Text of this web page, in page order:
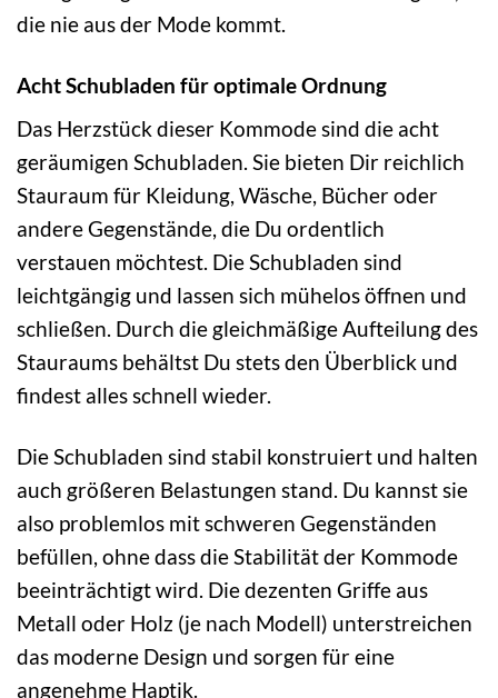
die nie aus der Mode kommt.
Acht Schubladen für optimale Ordnung
Das Herzstück dieser Kommode sind die acht
geräumigen Schubladen. Sie bieten Dir reichlich
Stauraum für Kleidung, Wäsche, Bücher oder
andere Gegenstände, die Du ordentlich
verstauen möchtest. Die Schubladen sind
leichtgängig und lassen sich mühelos öffnen und
schließen. Durch die gleichmäßige Aufteilung des
Stauraums behältst Du stets den Überblick und
findest alles schnell wieder.
Die Schubladen sind stabil konstruiert und halten
auch größeren Belastungen stand. Du kannst sie
also problemlos mit schweren Gegenständen
befüllen, ohne dass die Stabilität der Kommode
beeinträchtigt wird. Die dezenten Griffe aus
Metall oder Holz (je nach Modell) unterstreichen
das moderne Design und sorgen für eine
angenehme Haptik.